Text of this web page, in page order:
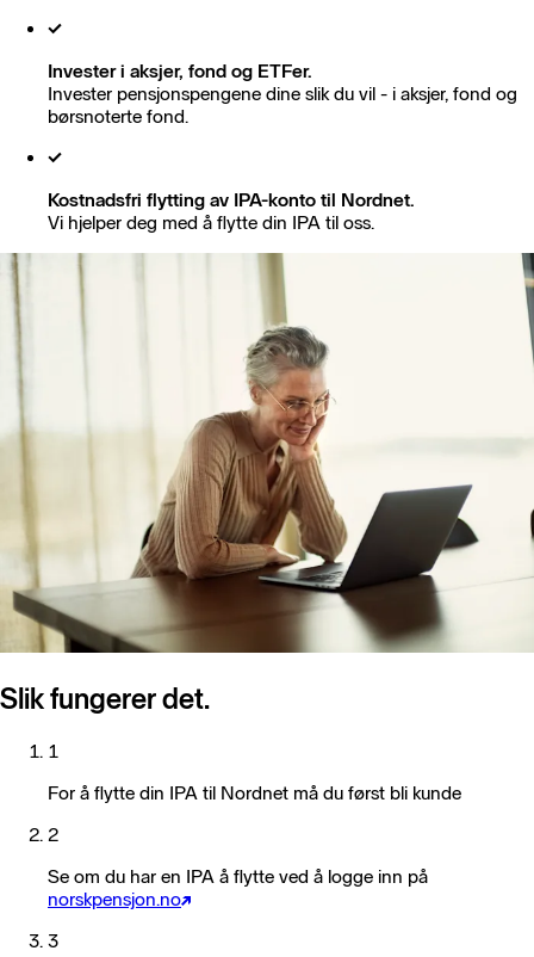
Invester i aksjer, fond og ETFer.
Invester pensjonspengene dine slik du vil - i aksjer, fond og
børsnoterte fond.
Kostnadsfri flytting av IPA-konto til Nordnet.
Vi hjelper deg med å flytte din IPA til oss.
Slik fungerer det.
1
For å flytte din IPA til Nordnet må du først bli kunde
2
Se om du har en IPA å flytte ved å logge inn på
norskpensjon.no
3